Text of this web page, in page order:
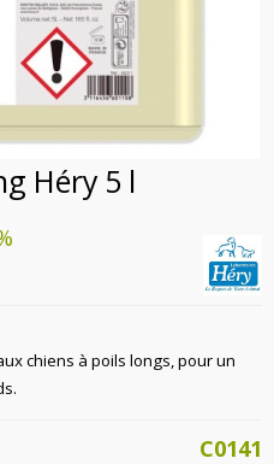
Héry 5 l
chiens à poils longs, pour un
C0141